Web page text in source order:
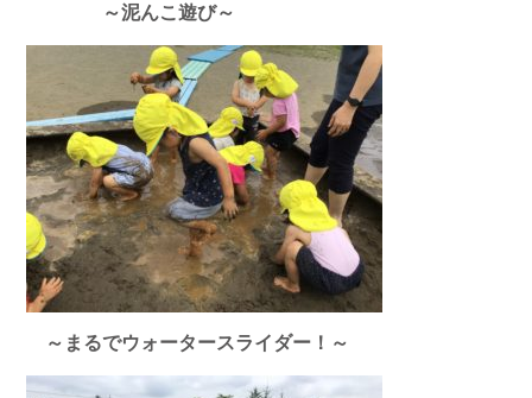
～泥んこ遊び～
～まるでウォータースライダー！～